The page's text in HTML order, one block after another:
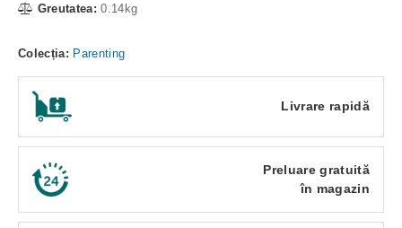
Greutatea: 0.14kg
Colecția: Parenting
Livrare rapidă
Preluare gratuită
în magazin